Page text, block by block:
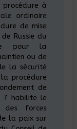
à
ordinaire
de mise
Russie du
pour la
ou de
la sécurité
procédure
de
7 habilite le
des forces
la paix sur